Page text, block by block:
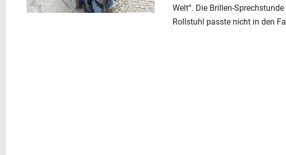
Welt“. Die Brillen-
Rollstuhl passte nicht in den